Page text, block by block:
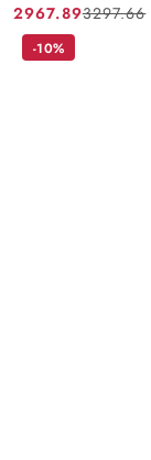
Cena
promocyjna:
2967.89
Cena
przed
3297.66
-10%